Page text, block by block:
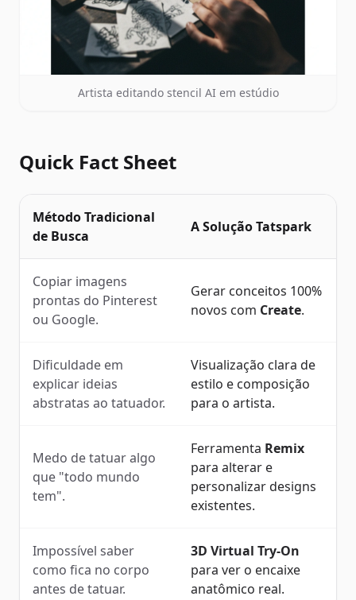
Artista editando stencil AI em estúdio
Quick Fact Sheet
Método Tradicional
de Busca
A SoluçãoTatspark
Copiar imagens
prontas do Pinterest
ou Google.
Gerar conceitos 100%
novos com Create.
Dificuldade em
explicar ideias
abstratas ao tatuador.
Visualização clara de
estilo e composição
para o artista.
Medo de tatuar algo
que "todo mundo
tem".
Ferramenta Remix
para alterar e
personalizar designs
existentes.
Impossível saber
como fica no corpo
antes de tatuar.
3D Virtual Try-On
para ver o encaixe
anatômico real.